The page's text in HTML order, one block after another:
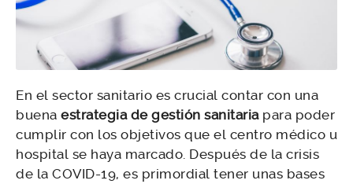
En el sector sanitario es crucial contar con una
buena estrategia de gestión sanitariapara poder
cumplir con los objetivos que el centro médico u
hospital se haya marcado. Después de la crisis
de la COVID-19, es primordial tener unas bases